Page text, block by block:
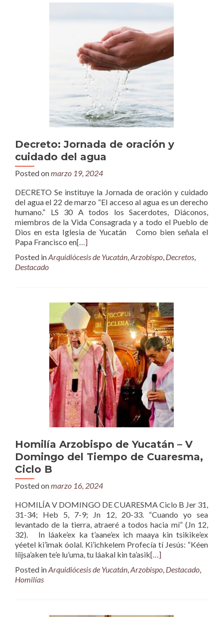
Decreto: Jornada de oración y
cuidado del agua
Posted onmarzo 19, 2024
DECRETO Se instituye la Jornada de oración y cuidado
del agua el 22 de marzo “El acceso al agua es un derecho
humano.” LS 30 A todos los Sacerdotes, Diáconos,
miembros de la Vida Consagrada y a todo el Pueblo de
Dios en esta Iglesia de Yucatán Como bien señala el
Papa Francisco en[…]
Posted inArquidiócesis de Yucatán,Arzobispo, Decretos,
Destacado
Homilía Arzobispo de Yucatán – V
Domingo del Tiempo de Cuaresma,
Ciclo B
Posted onmarzo 16, 2024
HOMILÍA V DOMINGO DE CUARESMA Ciclo B Jer 31,
31-34; Heb 5, 7-9; Jn 12, 20-33. “Cuando yo sea
levantado de la tierra, atraeré a todos hacia mí” (Jn 12,
32). In láake’ex ka t’aane’ex ich maaya kin tsikike’ex
yéetel ki’imak óolal. Ki’ichkelem Profecía tí Jesús: “Kéen
líijsa’aken te’e lu’uma, tu láakal kin ta’asik[…]
Posted inArquidiócesis de Yucatán,Arzobispo, Destacado,
Homilías